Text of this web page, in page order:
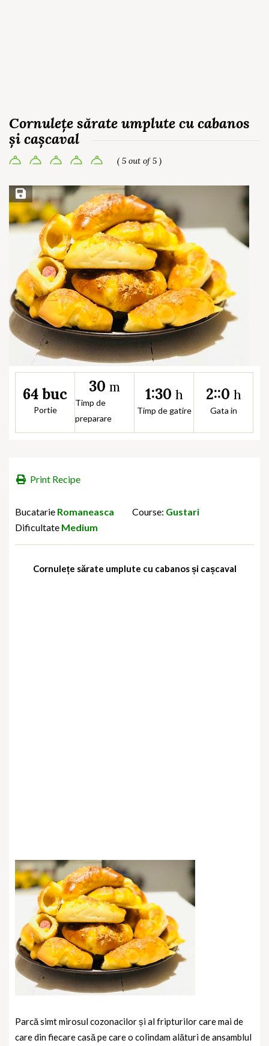
Cornulețe sărate umplute cu cabanos
și cașcaval
( 5 out of 5 )
Save Recipe
64 buc
Portie
30 m
Timp de
preparare
1:30 h
Timp de gatire
2::0 h
Gata in
Print Recipe
Bucatarie Romaneasca Course: Gustari
Dificultate Medium
Cornulețe sărate umplute cu cabanos și cașcaval
Parcă simt mirosul cozonacilor și al fripturilor care mai de
care din fiecare casă pe care o colindam alături de ansamblul